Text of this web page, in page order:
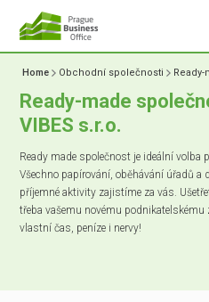
Home Obchodní společnosti
Ready-made
VIBES s.r.o.
Ready made společnost je ideální volba
Všechno papírování, oběhávání úřadů a
příjemné aktivity zajistíme za vás.
třeba vašemu novému podnikatelskému
vlastní čas, peníze i nervy!